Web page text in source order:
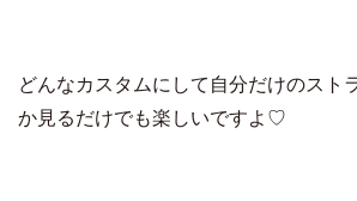
どんなカスタムにして自分だけのスト
か見るだけでも楽しいですよ♡